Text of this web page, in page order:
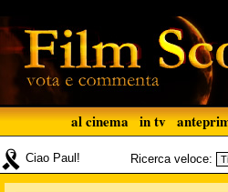
al cinema in tv
Ciao Paul! Ricerca veloce: